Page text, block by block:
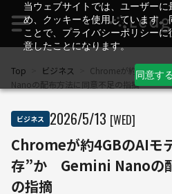
当ウェブサイトでは、ユーザー
め、クッキーを使用しています
ことで、プライバシーポリシー
意したことになります。
同意す
Top ビジネス
Chromeが約4GBの
Nanoの配布方法に同意不足の指摘
ビジネス 2026/5/13 [WED]
Chromeが約4GBのAIモ
存”か Gemini Nanoの
の指摘